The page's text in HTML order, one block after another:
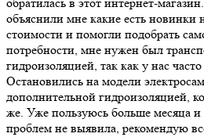
объяснили мне какие есть
стоимости и помогли подобрать
потребности, мне нужен был
гидроизоляцией, так как у нас
Остановились на модели
дополнительной гидроизоляцией,
же. Уже пользуюсь больше месяца
проблем не выявила, рекомендую